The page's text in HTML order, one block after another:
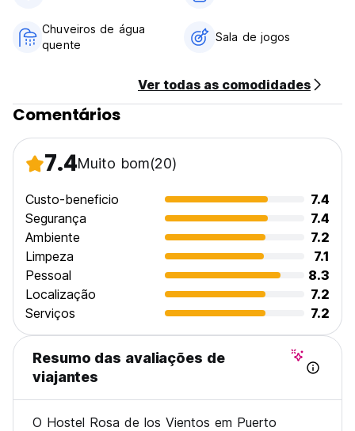
Chuveiros de água
quente
Sala de jogos
Ver todas as comodidades
Comentários
7.4Muito bom(20)
Custo-beneficio
7.4
Segurança
7.4
Ambiente
7.2
Limpeza
7.1
Pessoal
8.3
Localização
7.2
Serviços
7.2
Resumo das avaliações de
viajantes
O Hostel Rosa de los Vientos em Puerto